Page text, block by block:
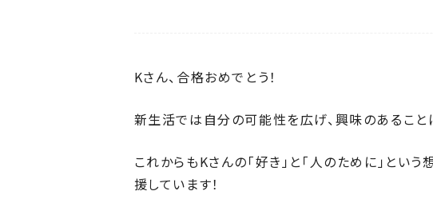
Kさん、合格おめでとう！
新生活では自分の可能性を広げ、興味のあること
これからもKさんの「好き」と「人のために」と
援しています！